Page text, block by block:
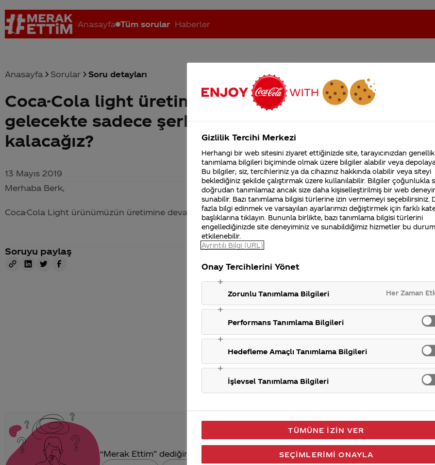
Anasayfa Tüm sorular Haberler
Coca-Cola nerenin malı? Coca cola İsrail malı mı Yani ... Coca-Cola'nın Filistin'de fabr... Coca-Cola’yı kim buldu?
Anasayfa Sorular Soru detayları
Coca-Cola light üretimi durdurulacak mı? Yoksa
gelecekte sadece şerkersiz cola içmek zorunda mı
kalacağız?
13 Mayıs 2019
Merhaba Berk,
Coca-Cola Light ürünümüzün üretimine devam edilmektedir. İlginiz için teşekkür ederiz.
Soruyu paylaş
“Merak Ettim” dediğin konuya verdiğimiz cevap aklındaki soru işaretlerini giderdi
Coca-Cola Şirketi
merak ettikleriniz.
Fabrikalarımız,
sertifikalarımız, faaliyet
gösterdiğimiz ülkeler,
tarihçemiz ve daha
Gizlilik Tercihi Merkezi
Herhangi bir web sitesini ziyaret ettiğinizde site, tarayıcınızdan
tanımlama bilgileri biçiminde olmak üzere bilgiler alabilir veya
Bu bilgiler; siz, tercihleriniz ya da cihazınız hakkında olabilir veya siteyi
beklediğiniz şekilde çalıştırmak üzere kullanılabilir. Bilgiler çoğunlukla
doğrudan tanımlamaz ancak size daha kişiselleştirilmiş bir web
sunabilir. Bazı tanımlama bilgisi türlerine izin vermemeyi seçebilirsiniz.
fazla bilgi edinmek ve varsayılan ayarlarımızı değiştirmek için farklı
başlıklarına tıklayın. Bununla birlikte, bazı tanımlama bilgisi türlerini
engellediğinizde site deneyiminiz ve sunabildiğimiz hizmetler bu
etkilenebilir.
Ayrıntılı Bilgi (URL)
Onay Tercihlerini Yönet
Zorunlu Tanımlama Bilgileri Her Zaman
Performans Tanımlama Bilgileri
Hedefleme Amaçlı Tanımlama Bilgileri
İşlevsel Tanımlama Bilgileri
TÜMÜNE İZIN VER
SEÇIMLERIMI ONAYLA